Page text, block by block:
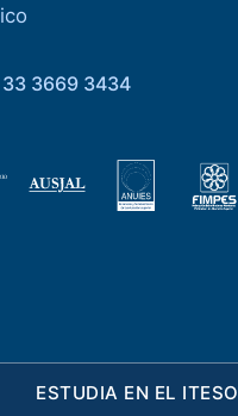
3669 3434
ESTUDIA EN EL ITESO